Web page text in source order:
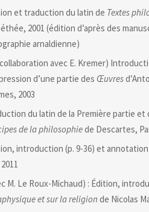
et traduction du latin de Textes
2001 (édition d’après des
arnaldienne)
avec E. Kremer)
d’une partie des Œuvres
2003
du latin de la Première partie et
de la philosophiede Descartes,
introduction (p. 9-36) et
M. Le Roux-Michaud) : Édition,
et sur la religion de Nicolas